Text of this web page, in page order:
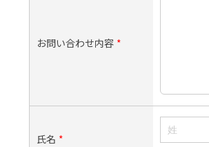
お問い合わせ内容 *
氏名 *